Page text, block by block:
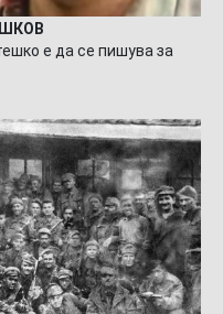
е да се пишува за